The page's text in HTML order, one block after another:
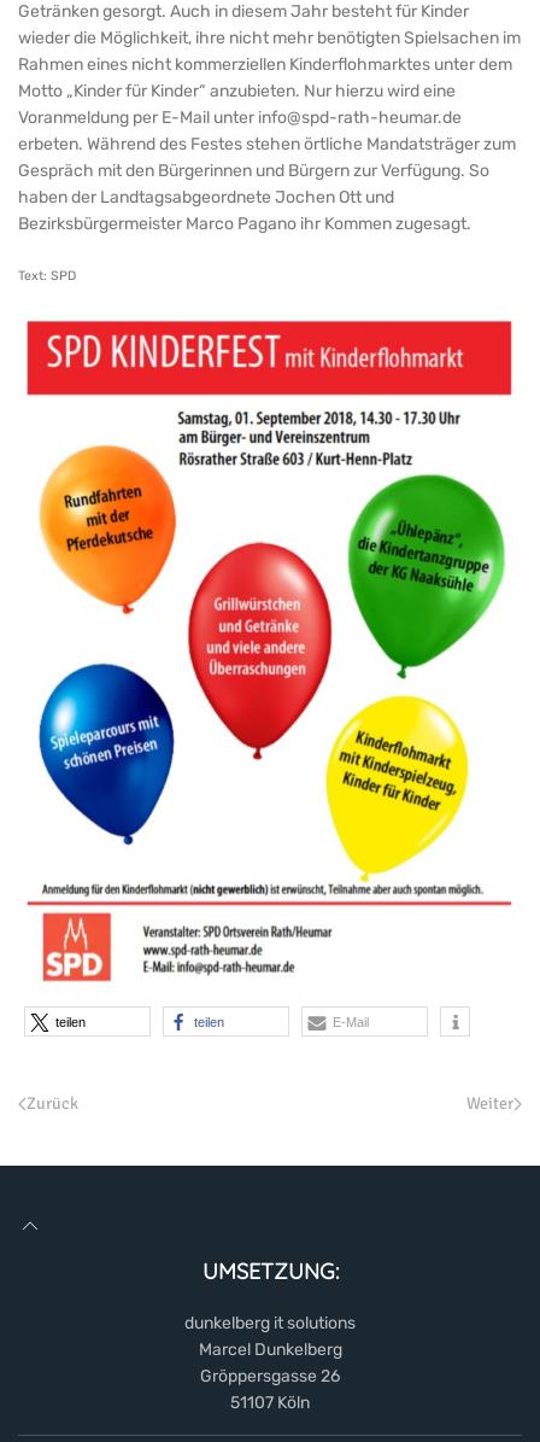
Getränken gesorgt. Auch in diesem Jahr besteht für Kinder
wieder die Möglichkeit, ihre nicht mehr benötigten Spielsachen im
Rahmen eines nicht kommerziellen Kinderflohmarktes unter dem
Motto „Kinder für Kinder“ anzubieten. Nur hierzu wird eine
Voranmeldung per E-Mail unter info@spd-rath-heumar.de
erbeten. Während des Festes stehen örtliche Mandatsträger zum
Gespräch mit den Bürgerinnen und Bürgern zur Verfügung. So
haben der Landtagsabgeordnete Jochen Ott und
Bezirksbürgermeister Marco Pagano ihr Kommen zugesagt.
Text: SPD
teilen teilen E-Mail
Zurück Weiter
UMSETZUNG:
dunkelberg it solutions
Marcel Dunkelberg
Gröppersgasse 26
51107 Köln